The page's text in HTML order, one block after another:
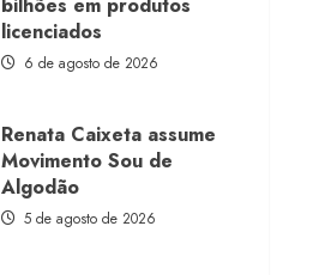
bilhões em produtos
licenciados
6 de agosto de 2026
Renata Caixeta assume
Movimento Sou de
Algodão
5 de agosto de 2026